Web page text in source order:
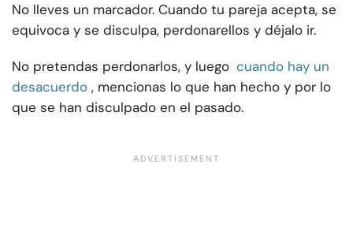
No lleves un marcador. Cuando tu pareja acepta, se
equivoca y se disculpa, perdonarellos y déjalo ir.
No pretendas perdonarlos, y luego cuando hay un
desacuerdo , mencionas lo que han hecho y por lo
que se han disculpado en el pasado.